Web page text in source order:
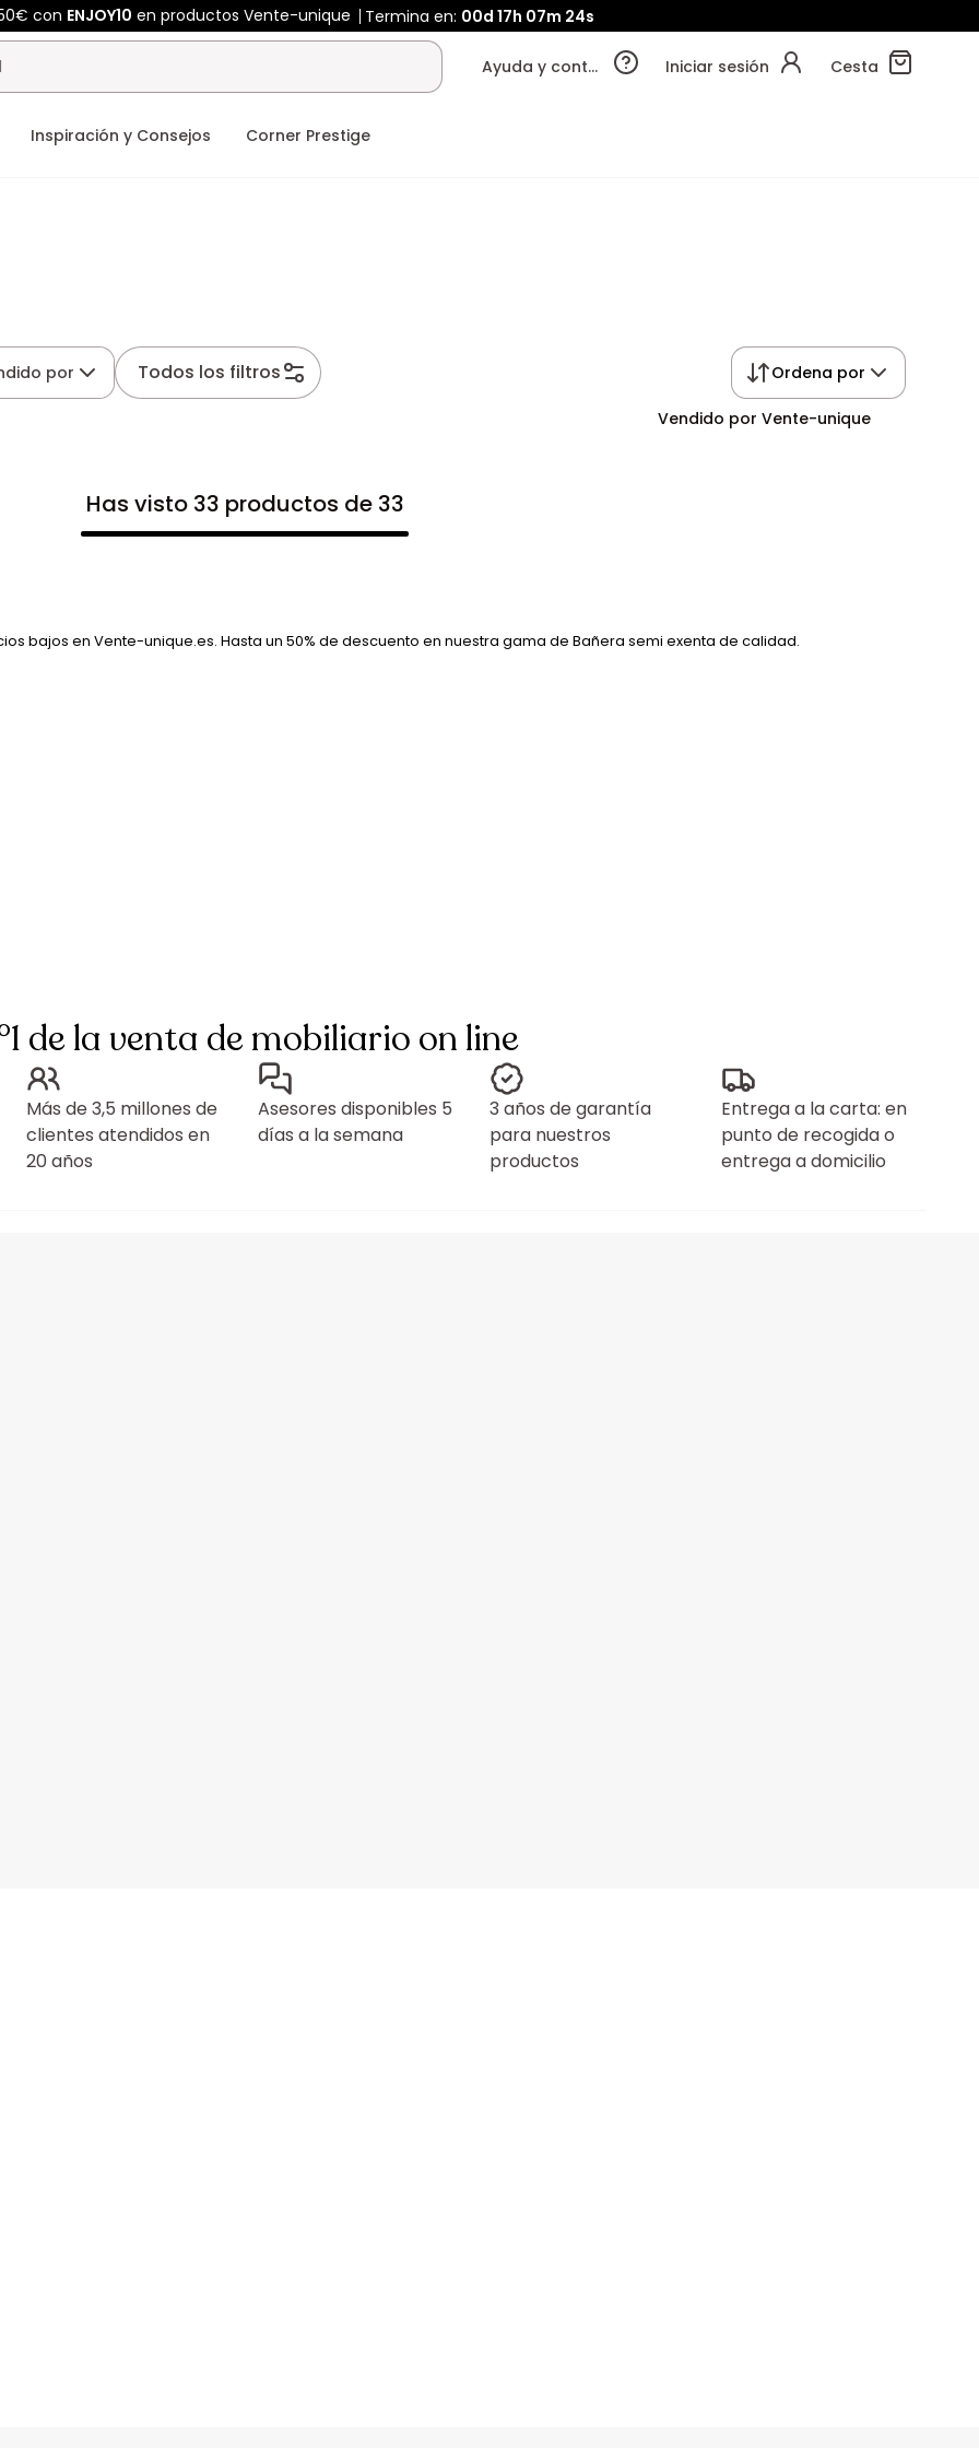
con ENJOY10 en productos Vente-unique Termina en: 00d 17h 07m 23s
Ayuda y contacto Iniciar sesión Cesta
Inspiración y Consejos Corner Prestige
por Todos los filtros Ordena por
Vendido por Vente-unique
Has visto 33 productos de 33
bajos en Vente-unique.es. Hasta un 50% de descuento en nuestra gama de Bañera semi exenta de calidad.
de la venta de mobiliario on line
Más de 3,5 millones de
clientes atendidos en
20 años
Asesores disponibles 5
días a la semana
3 años de garantía
para nuestros
productos
Entrega a la carta: en
punto de recogida o
entrega a domicilio